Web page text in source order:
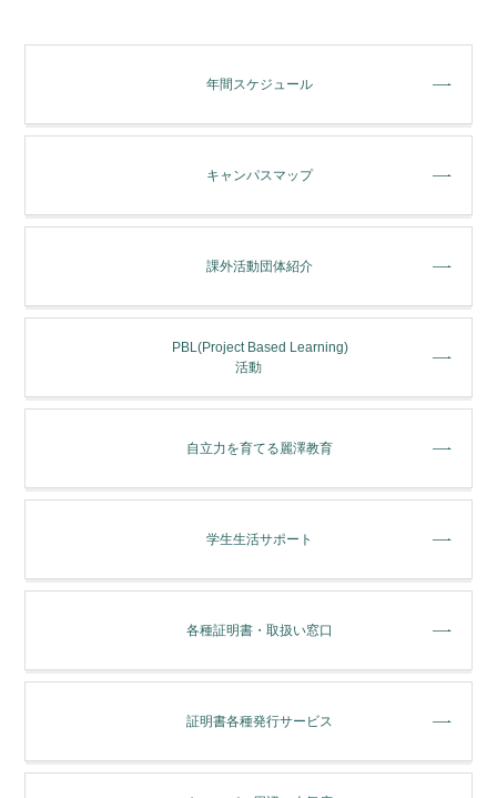
年間スケジュール
キャンパスマップ
課外活動団体紹介
PBL(Project Based Learning)
活動
⾃⽴⼒を育てる麗澤教育
学⽣⽣活サポート
各種証明書・取扱い窓⼝
証明書各種発行サービス